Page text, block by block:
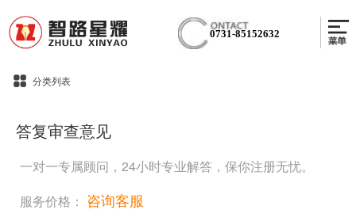
0731-85152632
分类列表
答复审查意见
一对一专属顾问，24小时专业解答，保你注册无忧。
服务价格： 咨询客服